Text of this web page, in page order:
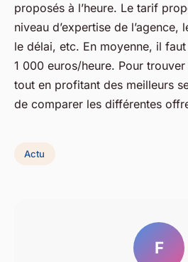
proposés à l’heure. Le tarif
niveau d’expertise de l’agence,
le délai, etc. En moyenne, il
1 000 euros/heure. Pour
tout en profitant des meilleurs
de comparer les différentes
Actu
F